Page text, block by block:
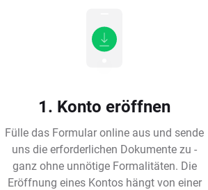
1. Konto eröffnen
Fülle das Formular online aus und sende
uns die erforderlichen Dokumente zu -
ganz ohne unnötige Formalitäten. Die
Eröffnung eines Kontos hängt von einer